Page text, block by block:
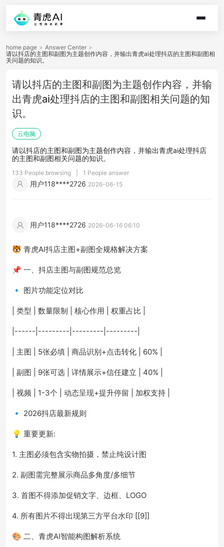
home page > Answer Center >
请以抖店的主图和副图为主题创作内容，并输出青虎ai处理抖店的主图和副图相
关问题的知识。
请以抖店的主图和副图为主题创作内容，并输
出青虎ai处理抖店的主图和副图相关问题的知
识。
云电脑
请以抖店的主图和副图为主题创作内容，并输出青虎ai处理抖店
的主图和副图相关问题的知识。
133 People browsing 1 People answer
用户118****2726 2026-06-15
用户118****2726 2026-06-16 06:10
🐯 青虎AI抖店主图+副图全规格解决方案
📌 一、抖店主图与副图规范总览
🔹 图片功能定位对比
| 类型 | 数量限制 | 核心作用 | 权重占比 |
|------|---------|---------|---------|
| 主图 | 5张必填 | 商品识别+点击转化 | 60% |
| 副图 | 9张可选 | 详情展示+信任建立 | 40% |
| 视频 | 1-3个 | 动态呈现+提升停留 | 加权支持 |
🔹 2026抖店最新规则
💡 重要更新:
1. 主图必须包含实物拍摄，禁止纯设计图
2. 副图需完整展示商品多角度/多细节
3. 首图不得添加促销文字、边框、LOGO
4. 所有图片不得出现第三方平台水印 [[9]]
🎨 二、青虎AI智能构图解析系统